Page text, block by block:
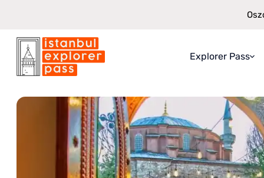
Explorer Pass
Co Dostajesz
Jak to działa
Gwarancja
Istanbul Explorer Pass